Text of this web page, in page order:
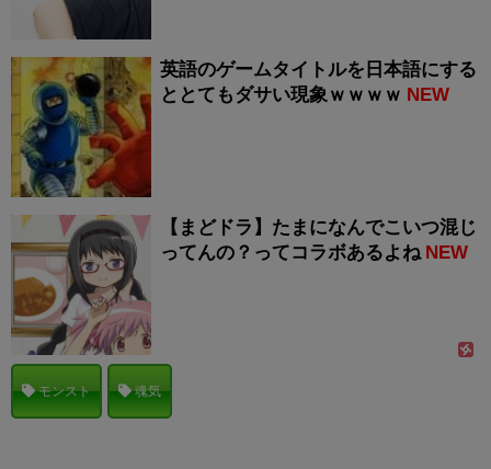
英語のゲームタイトルを日本語にする
ととてもダサい現象ｗｗｗｗ NEW
【まどドラ】たまになんでこいつ混じ
ってんの？ってコラボあるよね NEW
モンスト 魂気